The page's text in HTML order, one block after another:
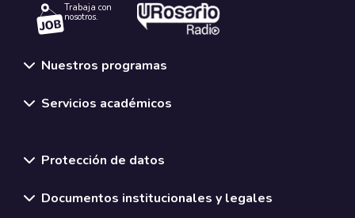
Trabaja con
nosotros.
Nuestros programas
Servicios académicos
Protección de datos
Documentos institucionales y legales